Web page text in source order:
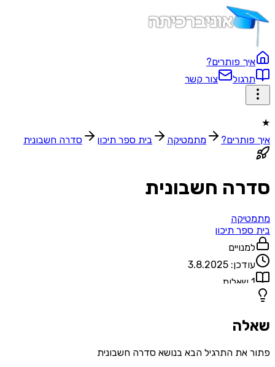
פותרים?
צור קשר
מתמטיקה בית ספר תיכון‬ סדרה חשבונית
חשבונית
תיכון‬
3.8.2025
שאלות
את התרגיל הבא בנושא סדרה חשבונית